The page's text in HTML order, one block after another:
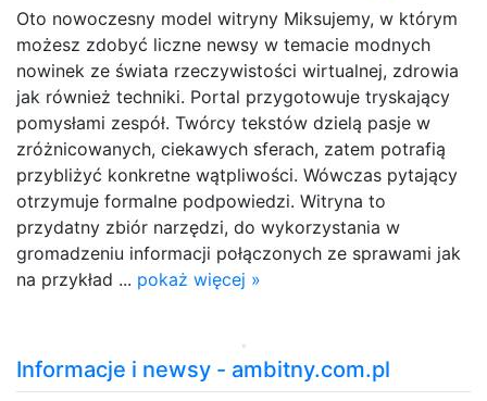
Oto nowoczesny model witryny Miksujemy, w którym
możesz zdobyć liczne newsy w temacie modnych
nowinek ze świata rzeczywistości wirtualnej, zdrowia
jak również techniki. Portal przygotowuje tryskający
pomysłami zespół. Twórcy tekstów dzielą pasje w
zróżnicowanych, ciekawych sferach, zatem potrafią
przybliżyć konkretne wątpliwości. Wówczas pytający
otrzymuje formalne podpowiedzi. Witryna to
przydatny zbiór narzędzi, do wykorzystania w
gromadzeniu informacji połączonych ze sprawami jak
na przykład ... pokaż więcej »
Informacje i newsy - ambitny.com.pl